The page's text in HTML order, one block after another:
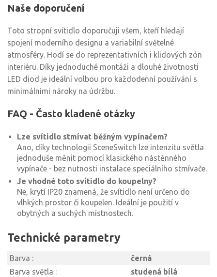
Naše doporučení
Toto stropní svítidlo doporučuji všem, kteří hledají
spojení moderního designu a variabilní světelné
atmosféry. Hodí se do reprezentativních i klidových zón
interiéru. Díky jednoduché montáži a dlouhé životnosti
LED diod je ideální volbou pro každodenní používání s
minimálními nároky na údržbu.
FAQ - Často kladené otázky
Lze svítidlo stmívat běžným vypínačem?
Ano, díky technologii SceneSwitch lze intenzitu světla
jednoduše měnit pomocí klasického nástěnného
vypínače - bez nutnosti instalace speciálního stmívače.
Je vhodné toto svítidlo do koupelny?
Ne, krytí IP20 znamená, že svítidlo není určeno do
vlhkých prostor či koupelen. Ideální je použití v
obytných a suchých místnostech.
Technické parametry
Barva :
černá
Barva světla :
studená bílá